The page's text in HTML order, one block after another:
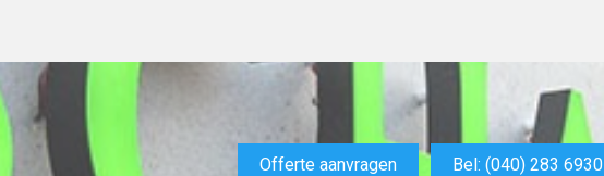
Offerte aanvragen Bel: (040) 283 6930